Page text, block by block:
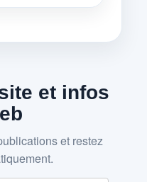
et infos
et restez